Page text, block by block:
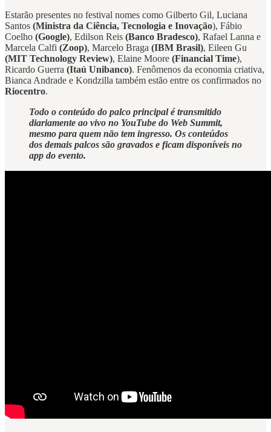
Estarão presentes no festival nomes como Gilberto Gil, Luciana
Santos (Ministra da Ciência, Tecnologia e Inovação), Fábio
Coelho (Google), Edilson Reis (Banco Bradesco), Rafael Lanna e
Marcela Calfi (Zoop), Marcelo Braga (IBM Brasil), Eileen Gu
(MIT Technology Review), Elaine Moore (Financial Time),
Ricardo Guerra (Itaú Unibanco). Fenômenos da economia criativa,
Bianca Andrade e Kondzilla também estão entre os confirmados no
Riocentro.
Todo o conteúdo do palco principal é transmitido
diariamente ao vivo no YouTube do Web Summit,
mesmo para quem não tem ingresso. Os conteúdos
dos demais palcos são gravados e ficam disponíveis no
app do evento.